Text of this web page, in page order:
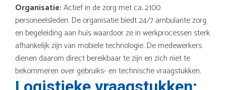
Organisatie:Actief in de zorg met ca. 2100
personeelsleden. De organisatie biedt 24/7 ambulante zorg
en begeleiding aan huis waardoor ze in werkprocessen sterk
afhankelijk zijn van mobiele technologie. De medewerkers
dienen daarom direct bereikbaar te zijn en zich niet te
bekommeren over gebruiks- en technische vraagstukken.